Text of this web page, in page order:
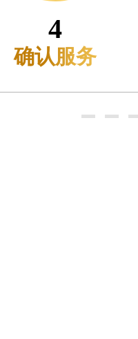
约）
预约）
5
进入流程